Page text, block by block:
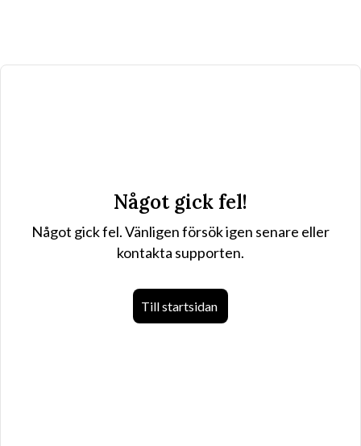
Något gick fel!
Något gick fel. Vänligen försök igen senare eller
kontakta supporten.
Till startsidan